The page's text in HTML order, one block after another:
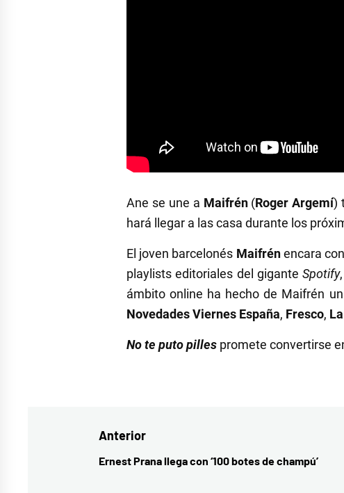
Ane se une a Maifrén(Roger Argemí)
hará llegar a las casa durante los
El joven barcelonés Maifrénencara
playlists editoriales del giganteSpotify
ámbito online ha hecho de Maifrén
Novedades Viernes España, Fresco,
No te puto pilles promete convertirse
estrenos
maifrén
Navegación
de
Anterior
Entrada
Ernest Prana llega con ‘100 botes de champú’